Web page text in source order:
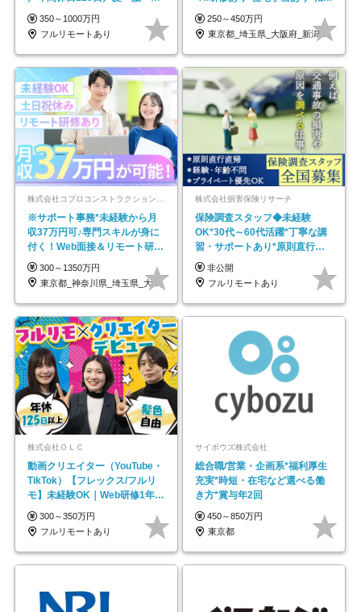
イル自由／研修充実で安心
350～1000万円
フルリモートあり
なし
250～450万円
東京都_埼玉県_大阪府_新潟県_福岡県
※サポート事務*未経験から月
収37万円可♪専門スキルが身に
付く！Web面接＆リモート研修
も充実♪/a
300～1350万円
東京都_神奈川県_埼玉県_大阪府_愛知県…
株式会社損害保険リサーチ
保険調査スタッフ◆未経験
OK*30代～60代活躍*丁寧な講
習・サポートあり*原則直行直
帰／全国募集・業務委託
非公開
フルリモートあり
株式会社ＯＬＣ
動画クリエイター（YouTube・
TikTok）【フレックス/フルリ
モ】未経験OK｜Web研修1年間
｜副業OK
300～350万円
フルリモートあり
サイボウズ株式会社
総合職/営業・企画系*福利厚生
充実*時短・在宅など選べる働
き方*賞与年2回
450～850万円
東京都